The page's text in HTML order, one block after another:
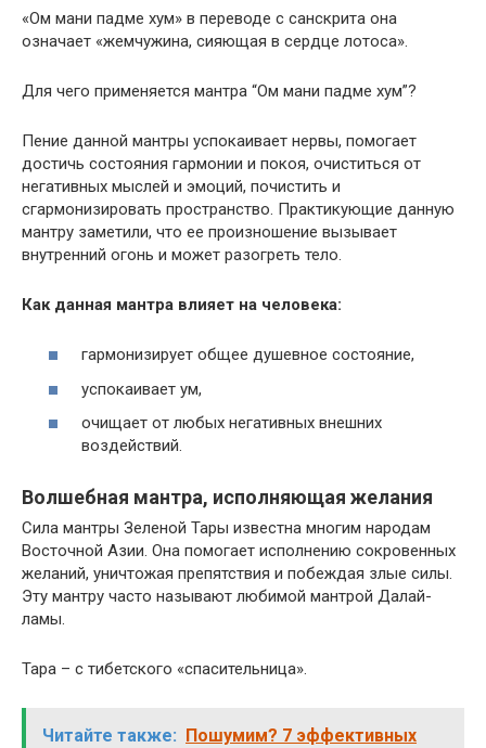
«Ом мани падме хум» в переводе с санскрита она
означает «жемчужина, сияющая в сердце лотоса».
Для чего применяется мантра “Ом мани падме хум”?
Пение данной мантры успокаивает нервы, помогает
достичь состояния гармонии и покоя, очиститься от
негативных мыслей и эмоций, почистить и
сгармонизировать пространство. Практикующие данную
мантру заметили, что ее произношение вызывает
внутренний огонь и может разогреть тело.
Как данная мантра влияет на человека:
гармонизирует общее душевное состояние,
успокаивает ум,
очищает от любых негативных внешних
воздействий.
Волшебная мантра, исполняющая желания
Сила мантры Зеленой Тары известна многим народам
Восточной Азии. Она помогает исполнению сокровенных
желаний, уничтожая препятствия и побеждая злые силы.
Эту мантру часто называют любимой мантрой Далай-
ламы.
Тара – с тибетского «спасительница».
Читайте также:
Пошумим? 7 эффективных